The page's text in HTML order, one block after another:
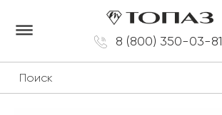
8 (800) 350-03-81
dehaze